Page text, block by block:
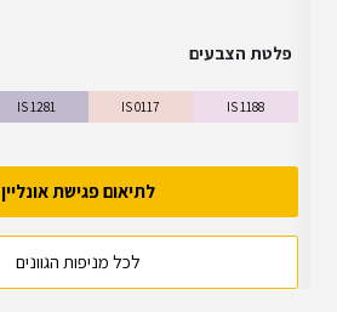
פלטת הצבעים
IS 1188
IS 0117
IS 1281
לתיאום פגישת אונליין
לכל מניפות הגוונים